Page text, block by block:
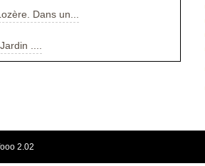
Dans un...
....
2.02